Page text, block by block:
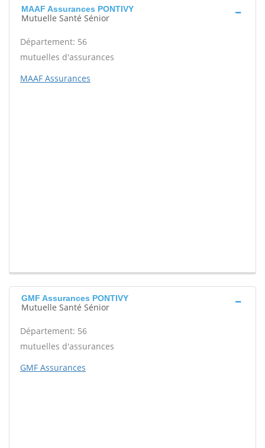
MAAF Assurances PONTIVY
Mutuelle Santé Sénior
Département: 56
mutuelles d'assurances
MAAF Assurances
GMF Assurances PONTIVY
Mutuelle Santé Sénior
Département: 56
mutuelles d'assurances
GMF Assurances